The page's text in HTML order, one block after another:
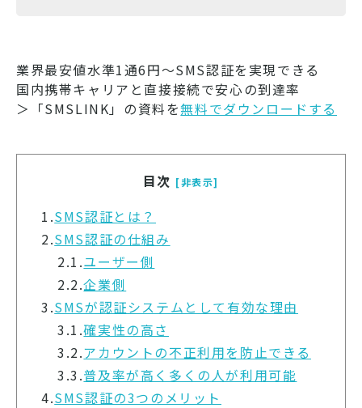
業界最安値水準1通6円～SMS認証を実現できる
国内携帯キャリアと直接接続で安心の到達率
＞「SMSLINK」の資料を無料でダウンロードする
目次 [非表示]
1.SMS認証とは？
2.SMS認証の仕組み
2.1.ユーザー側
2.2.企業側
3.SMSが認証システムとして有効な理由
3.1.確実性の高さ
3.2.アカウントの不正利用を防止できる
3.3.普及率が高く多くの人が利用可能
4.SMS認証の3つのメリット